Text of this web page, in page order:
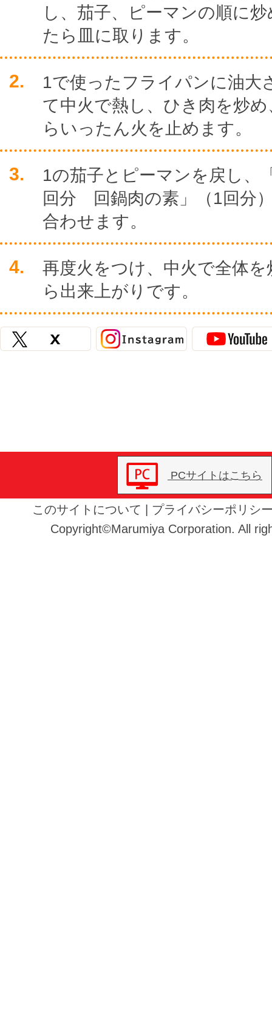
し、茄子、ピーマンの順に
たら皿に取ります。
2.
1で使ったフライパンに油大
て中火で熱し、ひき肉を炒
らいったん火を止めます。
3.
1の茄子とピーマンを戻し、
回分 回鍋肉の素」（1回分
合わせます。
4.
再度火をつけ、中火で全体
ら出来上がりです。
PCサイトはこちら
このサイトについて
プライバシーポリシ
Copyright©Marumiya Corporation. All